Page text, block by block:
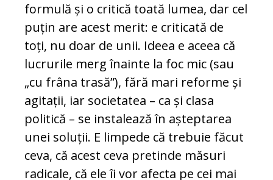
formulă și o critică toată lumea, dar cel
puțin are acest merit: e criticată de
toți, nu doar de unii. Ideea e aceea că
lucrurile merg înainte la foc mic (sau
„cu frâna trasă”), fără mari reforme și
agitații, iar societatea – ca și clasa
politică – se instalează în așteptarea
unei soluții. E limpede că trebuie făcut
ceva, că acest ceva pretinde măsuri
radicale, că ele îi vor afecta pe cei mai